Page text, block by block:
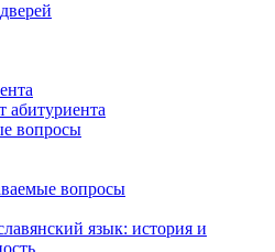
абитуриента
вопросы
вопросы
язык: история и